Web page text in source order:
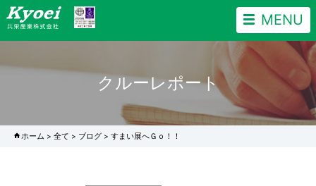
MENU
クルーレポート
ホーム >全て > ブログ >すまい展へＧｏ！！